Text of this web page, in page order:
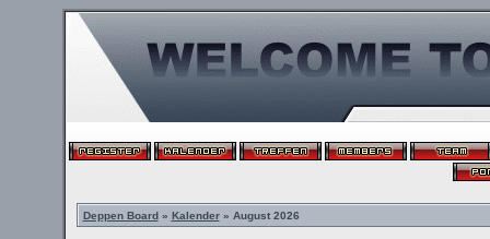
Deppen Board» Kalender» August 2026